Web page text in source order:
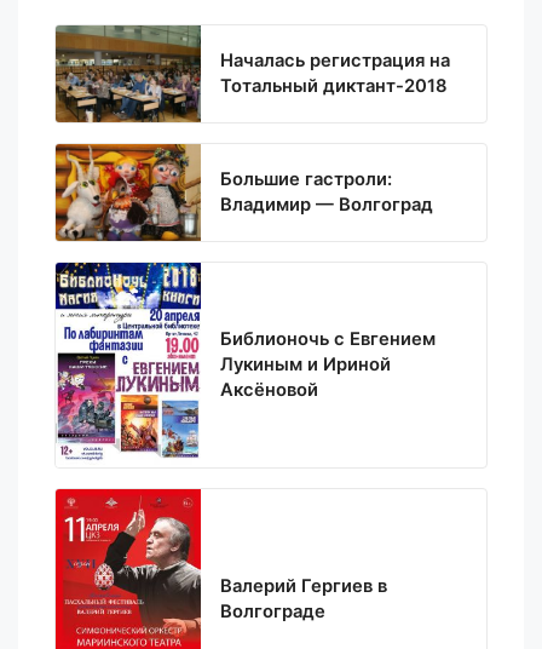
Началась регистрация на
Тотальный диктант-2018
Большие гастроли:
Владимир — Волгоград
Библионочь с Евгением
Лукиным и Ириной
Аксёновой
Валерий Гергиев в
Волгограде